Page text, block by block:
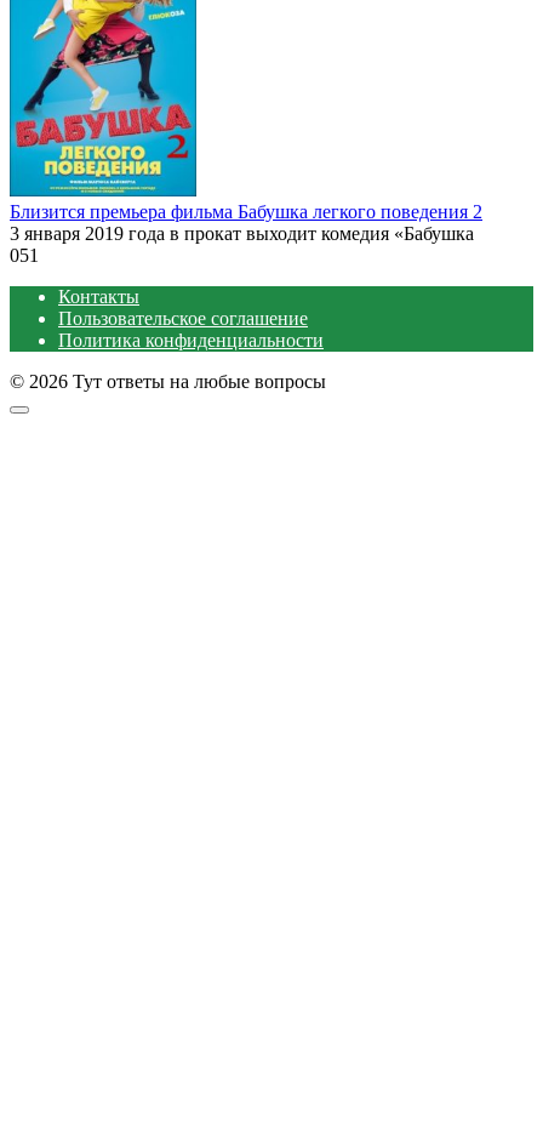
Близится премьера фильма Бабушка легкого поведения 2
3 января 2019 года в прокат выходит комедия «Бабушка
051
Контакты
Пользовательское соглашение
Политика конфиденциальности
© 2026 Тут ответы на любые вопросы